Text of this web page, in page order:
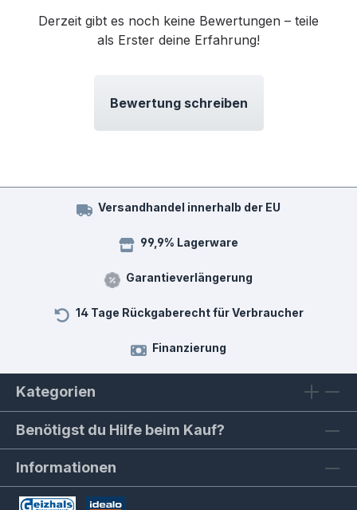
Derzeit gibt es noch keine Bewertungen – teile
als Erster deine Erfahrung!
Bewertung schreiben
Versandhandel innerhalb der EU
99,9% Lagerware
Garantieverlängerung
14 Tage Rückgaberecht für Verbraucher
Finanzierung
Kategorien
Benötigst du Hilfe beim Kauf?
Informationen